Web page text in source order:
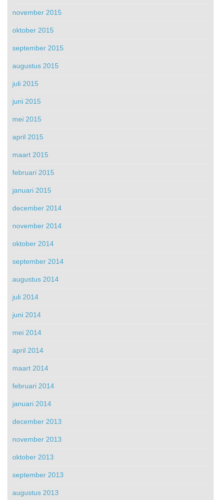
november 2015
oktober 2015
september 2015
augustus 2015
juli 2015
juni 2015
mei 2015
april 2015
maart 2015
februari 2015
januari 2015
december 2014
november 2014
oktober 2014
september 2014
augustus 2014
juli 2014
juni 2014
mei 2014
april 2014
maart 2014
februari 2014
januari 2014
december 2013
november 2013
oktober 2013
september 2013
augustus 2013